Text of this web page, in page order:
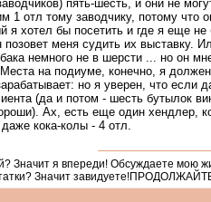
пять-шесть, и они не
1 отл тому заводчику, потому что
я хотел бы посетить и где я еще
позовет меня судить их выставку.
немного не в шерсти ... но он
на подиуме, конечно, я
но я уверен, что если
(да и потом - шесть бутылок
Ах, есть еще один хендлер,
кока-колы - 4 отл.
Значит я впереди! Обсуждаете мою
Значит